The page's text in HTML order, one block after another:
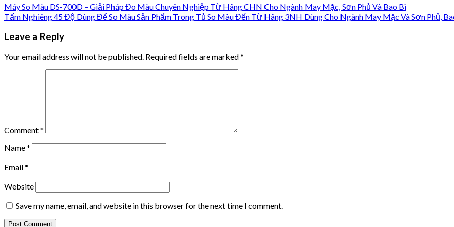
Máy So Màu DS-700D – Giải Pháp Đo Màu Chuyên Nghiệp Từ Hãng CHN Cho Ngành May Mặc, Sơn Phủ Và Bao Bì
Tấm Nghiêng 45 Độ Dùng Để So Màu Sản Phẩm Trong Tủ So Màu Đến Từ Hãng 3NH Dùng Cho Ngành May Mặc Và Sơn Phủ,
Leave a Reply
Your email address will not be published. Required fields are marked*
Comment*
Name*
Email*
Website
Save my name, email, and website in this browser for the next time I comment.